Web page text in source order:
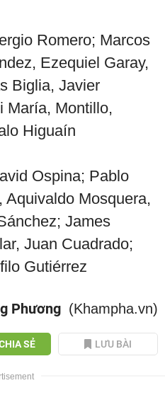
Romero; Marcos
Ezequiel Garay,
Biglia, Javier
María, Montillo,
Higuaín
Ospina; Pablo
Aquivaldo Mosquera,
James
Juan Cuadrado;
Gutiérrez
Phương (Khampha.vn)
SẺ LƯU BÀI